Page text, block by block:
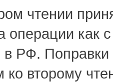
чтении
операции как
РФ. Поправки
ко второму